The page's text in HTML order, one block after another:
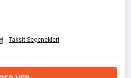
Taksit Seçenekleri